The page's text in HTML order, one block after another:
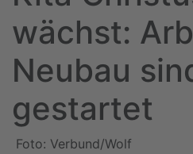
wächst:
Neubau
gestartet
Foto: Verbund/Wolf